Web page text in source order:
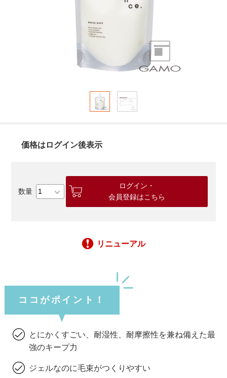
価格はログイン後表示
ログイン・
会員登録はこちら
リニューアル
ココがポイント！
とにかくすごい、耐湿性、耐摩擦性を兼ね備えた最
強のキープ力
ジェルなのに毛束がつくりやすい